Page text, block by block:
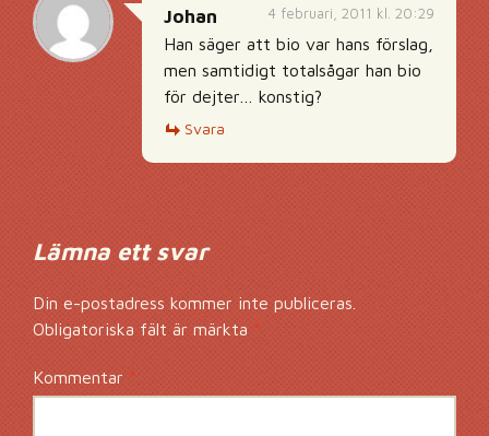
4 februari, 2011 kl. 20:29
Johan
Han säger att bio var hans förslag,
men samtidigt totalsågar han bio
för dejter… konstig?
Svara
Lämna ett svar
Din e-postadress kommer inte publiceras.
Obligatoriska fält är märkta *
Kommentar*